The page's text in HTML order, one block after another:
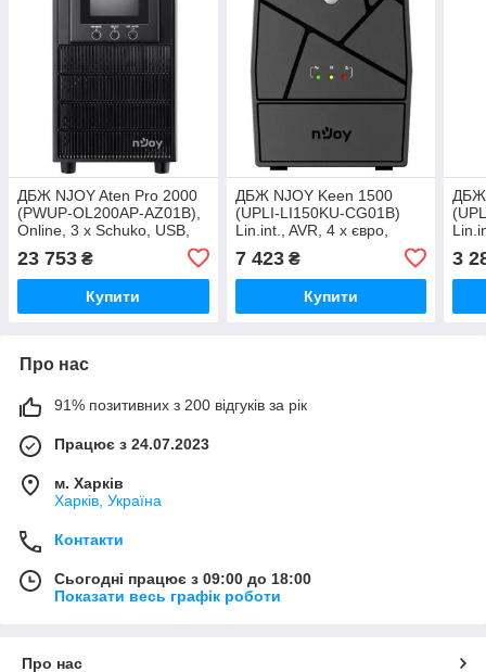
ДБЖ NJOY Aten Pro 2000
(PWUP-OL200AP-AZ01B),
Online, 3 x Schuko, USB,
23 753 ₴
Купити
ДБЖ NJOY Keen 1500
(UPLI-LI150KU-CG01B)
Lin.int., AVR, 4 x євро,
USB, пластик Чорний DS
7 423₴
Купити
ДБЖ
3
Про нас
91% позитивних з 200 відгуків за рік
Працює з 24.07.2023
м. Харків
Харків, Україна
Контакти
Сьогодні працює з 09:00 до 18:00
Показати весь графік роботи
Про нас